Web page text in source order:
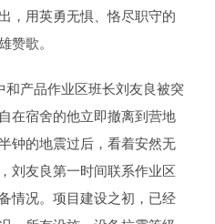
，用英勇无惧、恪尽职守的
赞歌。
和产品作业区班长刘友良被突
在宿舍的他立即撤离到营地
钟的地震过后，看着安然无
刘友良第一时间联系作业区
情况。项目建设之初，已经